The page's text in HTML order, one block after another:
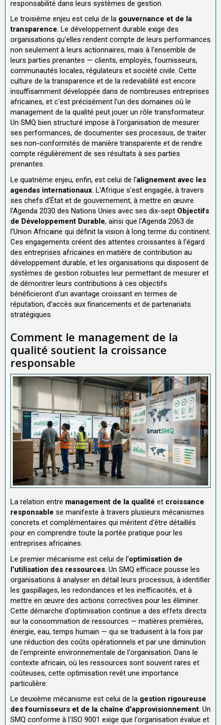
responsabilité dans leurs systèmes de gestion.
Le troisième enjeu est celui de la gouvernance et de la
transparence. Le développement durable exige des
organisations qu'elles rendent compte de leurs performances
non seulement à leurs actionnaires, mais à l'ensemble de
leurs parties prenantes — clients, employés, fournisseurs,
communautés locales, régulateurs et société civile. Cette
culture de la transparence et de la redevabilité est encore
insuffisamment développée dans de nombreuses entreprises
africaines, et c'est précisément l'un des domaines où le
management de la qualité peut jouer un rôle transformateur.
Un SMQ bien structuré impose à l'organisation de mesurer
ses performances, de documenter ses processus, de traiter
ses non-conformités de manière transparente et de rendre
compte régulièrement de ses résultats à ses parties
prenantes.
Le quatrième enjeu, enfin, est celui de l'alignement avec les
agendas internationaux. L'Afrique s'est engagée, à travers
ses chefs d'État et de gouvernement, à mettre en œuvre
l'Agenda 2030 des Nations Unies avec ses dix-sept Objectifs
de Développement Durable, ainsi que l'Agenda 2063 de
l'Union Africaine qui définit la vision à long terme du continent.
Ces engagements créent des attentes croissantes à l'égard
des entreprises africaines en matière de contribution au
développement durable, et les organisations qui disposent de
systèmes de gestion robustes leur permettant de mesurer et
de démontrer leurs contributions à ces objectifs
bénéficieront d'un avantage croissant en termes de
réputation, d'accès aux financements et de partenariats
stratégiques.
Comment le management de la
qualité soutient la croissance
responsable
La relation entre management de la qualité et croissance
responsable se manifeste à travers plusieurs mécanismes
concrets et complémentaires qui méritent d'être détaillés
pour en comprendre toute la portée pratique pour les
entreprises africaines.
Le premier mécanisme est celui de l'optimisation de
l'utilisation des ressources. Un SMQ efficace pousse les
organisations à analyser en détail leurs processus, à identifier
les gaspillages, les redondances et les inefficacités, et à
mettre en œuvre des actions correctives pour les éliminer.
Cette démarche d'optimisation continue a des effets directs
sur la consommation de ressources — matières premières,
énergie, eau, temps humain — qui se traduisent à la fois par
une réduction des coûts opérationnels et par une diminution
de l'empreinte environnementale de l'organisation. Dans le
contexte africain, où les ressources sont souvent rares et
coûteuses, cette optimisation revêt une importance
particulière.
Le deuxième mécanisme est celui de la gestion rigoureuse
des fournisseurs et de la chaîne d'approvisionnement. Un
SMQ conforme à l'ISO 9001 exige que l'organisation évalue et